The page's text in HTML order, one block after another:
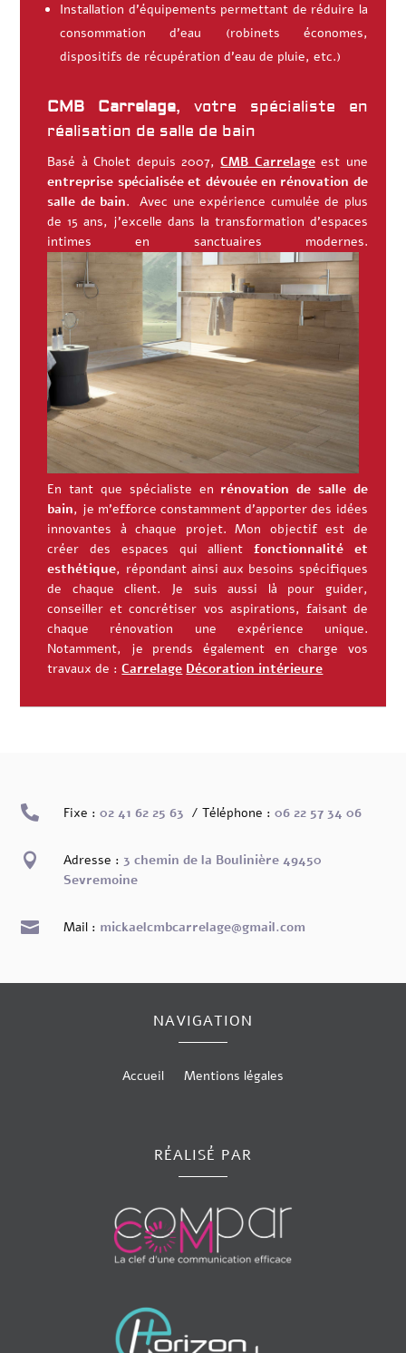
Installation d’équipements permettant de réduire la
consommation d’eau (robinets économes,
dispositifs de récupération d’eau de pluie, etc.)
CMB Carrelage, votre spécialiste en
réalisation de salle de bain
Basé àCholet depuis 2007,CMB Carrelageest une
entreprise spécialisée et dévouée en rénovation de
salle de bain. Avec une expérience cumulée de plus
de 15 ans, j’excelle dans la transformation d’espaces
intimes en sanctuaires modernes.
En tant que spécialiste en rénovation de salle de
bain, je m’efforce constamment d’apporter des idées
innovantes à chaque projet. Mon objectif est de
créer des espaces qui allient fonctionnalité et
esthétique, répondant ainsi aux besoins spécifiques
de chaque client. Je suis aussi là pour guider,
conseiller et concrétiser vos aspirations, faisant de
chaque rénovation une expérience unique.
Notamment, je prends également en charge vos
travaux de : Carrelage Décoration intérieure
 Fixe : 02 41 62 25 63 / Téléphone : 06 22 57 34 06
 Adresse : 3 chemin de la Boulinière 49450
Sevremoine
 Mail : mickaelcmbcarrelage@gmail.com
NAVIGATION
Accueil Mentions légales
RÉALISÉ PAR